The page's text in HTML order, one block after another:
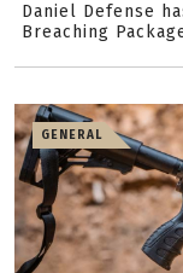
Daniel Defense
Breaching
GENERAL